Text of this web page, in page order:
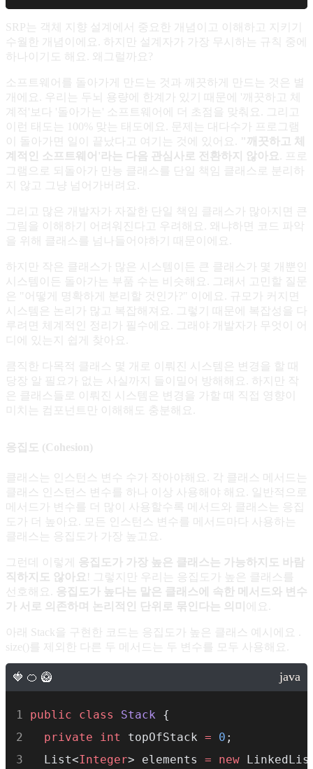
SRP는 객체 지향 설계에서 중요한 개념이고 이해하고 지키기
수월한 개념이에요. 하지만 설계자가 가장 무시하는 규칙 중에
하나이기도 해요. 왜그럴까요?
소프트웨어를 돌아가게 만드는 것과 깨끗하게 만드는 것은 별
개에요. 우리는 두뇌 용량에 한계가 있기 때문에 '깨끗하고 체
계적'보다 '돌아가는' 소프트웨어에 더 초점을 맞춰요. 그리고
이런 태도는 100% 맞는 태도에요. 문제는 대다수가 프로그램
이 돌아가면 일이 끝났다고 여기는 것에 있어요.
"깨끗하고 체
계적인 소프트웨어'라는 다음 관심사로 전환하지 않아요
. 프로
그램으로 되돌아가 만능 클래스를 단일 책임 클래스로 분리하
지 않고 그냥 넘어가버려요.
그리고 많은 개발자가 자잘한 단일 책임 클래스가 많아지면 큰
그림을 이해하기 어려워진다고 우려해요. 왜냐하면 코드 파악
을 위해 클래스를 넘나들어야하기 때문이에요.
하지만 작은 클래스가 많은 시스템이든 큰 클래스가 몇 개뿐인
시스템이든 돌아가는 부품 수는 비슷해요. 그래서 고민할 질문
은 "어떻게 명확하게 분리할 것인가?" 이에요. 규모가 커지면
시스템은 논리가 많고 복잡해져요. 그렇기 때문에 복잡성을 다
루려면 체계적인 정리가 필수에요. 그래야 개발자가 무엇이 어
디에 있는지 쉽게 찾아요.
큼직한 다목적 클래스 몇 개로 이뤄진 시스템은 변경을 할 때
당장 알 필요가 없는 사실까지 들이밀어 방해해요. 하지만 작
은 클래스들로 이뤄진 시스템은 변경을 가할 때 직접 영향이
미치는 컴포넌트만 이해해도 충분해요.
응집도 (Cohesion)
클래스는 인스턴스 변수 수가 작아야해요. 각 클래스 메서드는
클래스 인스턴스 변수를 하나 이상 사용해야 해요. 일반적으로
메서드가 변수를 더 많이 사용할수록 메서드와 클래스는 응집
도가 더 높아요. 모든 인스턴스 변수를 메서드마다 사용하는
클래스는 응집도가 가장 높고요.
그런데 이렇게
응집도가 가장 높은 클래스는 가능하지도 바람
직하지도 않아요 ! 그렇지만 우리는 응집도가 높은 클래스를
선호해요.
응집도가 높다는 말은 클래스에 속한 메서드와 변수
가 서로 의존하며 논리적인 단위로 묶인다는 의미 에요.
아래 Stack을 구현한 코드는 응집도가 높은 클래스 예시에요 .
size()를 제외한 다른 두 메서드는 두 변수를 모두 사용해요.
public class Stack {
private
int topOfStack = 0 ;
  List<
Integer> elements = new